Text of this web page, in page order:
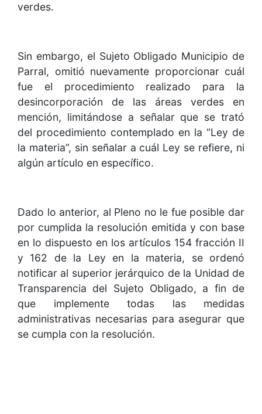
verdes.
Sin embargo, el Sujeto Obligado Municipio de
Parral, omitió nuevamente proporcionar cuál
fue el procedimiento realizado para la
desincorporación de las áreas verdes en
mención, limitándose a señalar que se trató
del procedimiento contemplado en la “Ley de
la materia”, sin señalar a cuál Ley se refiere, ni
algún artículo en específico.
Dado lo anterior, al Pleno no le fue posible dar
por cumplida la resolución emitida y con base
en lo dispuesto en los artículos 154 fracción II
y 162 de la Ley en la materia, se ordenó
notificar al superior jerárquico de la Unidad de
Transparencia del Sujeto Obligado, a fin de
que implemente todas las medidas
administrativas necesarias para asegurar que
se cumpla con la resolución.